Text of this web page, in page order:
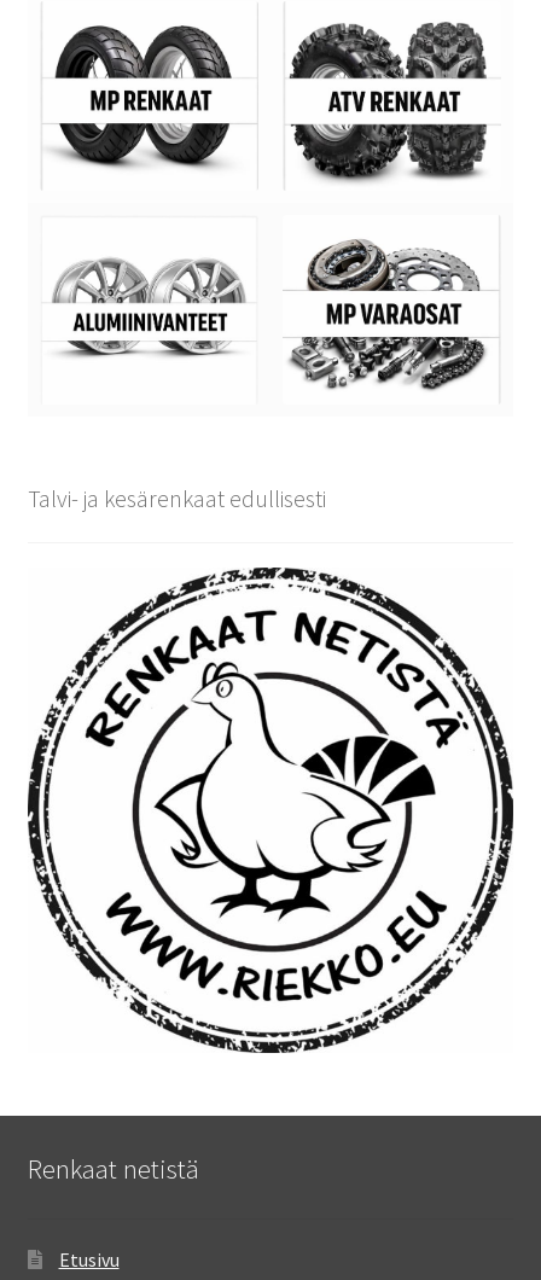
Talvi- ja kesärenkaat edullisesti
Renkaat netistä
Etusivu